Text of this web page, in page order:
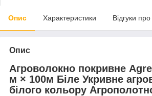
Опис Характеристики Відгуки
Опис
Агроволокно покривне
м × 100м Біле Укривне
білого кольору